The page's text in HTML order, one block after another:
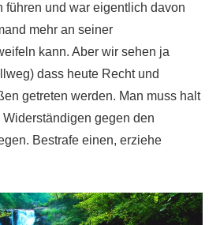
führen und war eigentlich davon
mehr an seiner
kann. Aber wir sehen ja
dass heute Recht und
getreten werden. Man muss halt
gegen den
Bestrafe einen, erziehe